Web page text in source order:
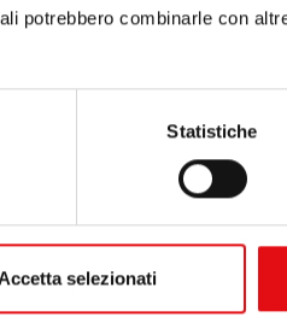
potrebbero combinarle con
Statistiche
selezionati